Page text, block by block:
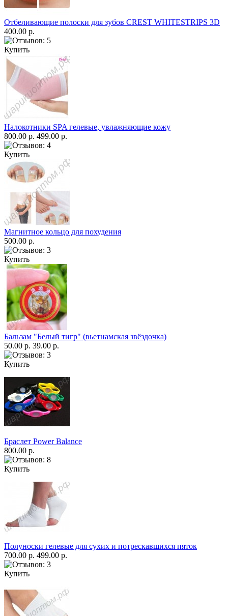
Отбеливающие полоски для зубов CREST WHITESTRIPS 3D
400.00 р.
Купить
Налокотники SPA гелевые, увлажняющие кожу
800.00 р. 499.00 р.
Купить
Магнитное кольцо для похудения
500.00 р.
Купить
Бальзам "Белый тигр" (вьетнамская звёздочка)
50.00 р. 39.00 р.
Купить
Браслет Power Balance
800.00 р.
Купить
Полуноски гелевые для сухих и потрескавшихся пяток
700.00 р. 499.00 р.
Купить